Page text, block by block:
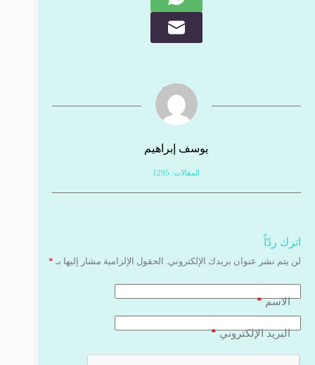
يوسف إبراهيم
المقالات: 1295
اترك ردّاً
لن يتم نشر عنوان بريدك الإلكتروني. الحقول الإلزامية مشار إليها بـ *
الاسم*
البريد الإلكتروني*